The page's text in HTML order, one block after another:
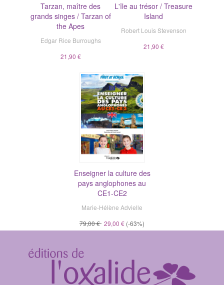
Tarzan, maître des
grands singes / Tarzan of
the Apes
Edgar Rice Burroughs
21,90 €
L'île au trésor / Treasure
Island
Robert Louis Stevenson
21,90 €
Enseigner la culture des
pays anglophones au
CE1-CE2
Marie-Hélène Advielle
79,00 € 29,00 € (-63%)